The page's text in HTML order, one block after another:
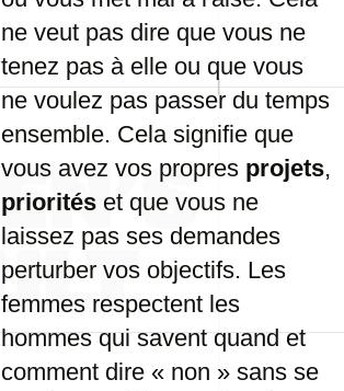
ne veut pas dire que vous ne
tenez pas à elle ou que vous
ne voulez pas passer du temps
ensemble. Cela signifie que
vous avez vos propres projets,
priorités et que vous ne
laissez pas ses demandes
perturber vos objectifs. Les
femmes respectent les
hommes qui savent quand et
comment dire « non » sans se